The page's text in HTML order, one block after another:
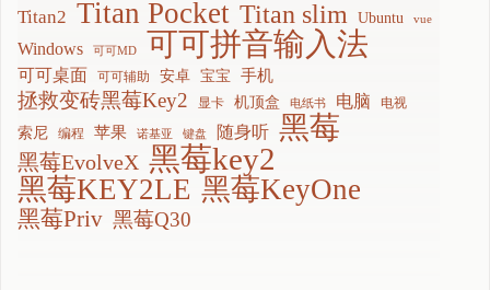
Titan2 Titan Pocket Titan slim Ubuntu vue
Windows 可可MD 可可拼音输入法
可可桌面 可可辅助 安卓 宝宝 手机
拯救变砖黑莓Key2 显卡 机顶盒 电纸书 电脑 电视
索尼 编程 苹果 诺基亚 键盘 随身听 黑莓
黑莓EvolveX 黑莓key2
黑莓KEY2LE 黑莓KeyOne
黑莓Priv 黑莓Q30